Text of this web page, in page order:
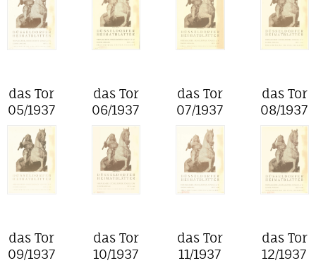
das Tor
05/1937
das Tor
06/1937
das Tor
07/1937
das Tor
08/1937
das Tor
09/1937
das Tor
10/1937
das Tor
11/1937
das Tor
12/1937